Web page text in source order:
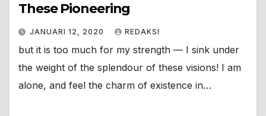
These Pioneering
JANUARI 12, 2020 REDAKSI
but it is too much for my strength — I sink under
the weight of the splendour of these visions! I am
alone, and feel the charm of existence in…